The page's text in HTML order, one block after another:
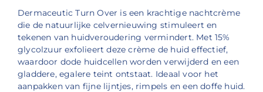
Dermaceutic Turn Over is een krachtige nachtcrème
die de natuurlijke celvernieuwing stimuleert en
tekenen van huidveroudering vermindert. Met 15%
glycolzuur exfolieert deze crème de huid effectief,
waardoor dode huidcellen worden verwijderd en een
gladdere, egalere teint ontstaat. Ideaal voor het
aanpakken van fijne lijntjes, rimpels en een doffe huid.